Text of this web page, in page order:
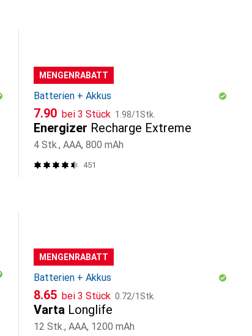
MENGENRABATT
Batterien + Akkus
CHF
7.90 bei 3 Stück CHF
1.98/1Stk.
Energizer Recharge Extreme
4 Stk., AAA, 800 mAh
451
MENGENRABATT
Batterien + Akkus
CHF
8.65 bei 3 Stück CHF
0.72/1Stk.
Varta Longlife
12 Stk., AAA, 1200 mAh